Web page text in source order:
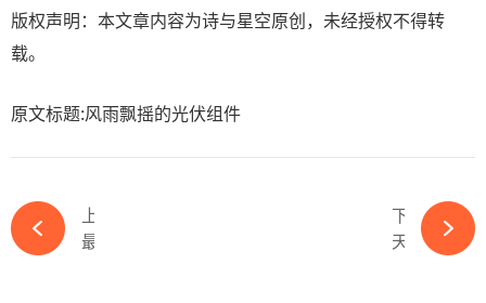
版权声明：本文章内容为诗与星空原创，未经授权不得转
载。
原文标题:风雨飘摇的光伏组件
下一篇
天盛股份上半年业绩骤降：毛利率连年大幅下滑，资产负债率攀升-必赢体育官网网站